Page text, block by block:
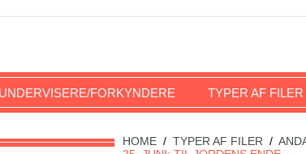
UNDERVISERE/FORKYNDERE TYPER AF FILER
HOME / TYPER AF FILER /